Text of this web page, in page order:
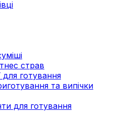
страв
для готування
та випічки
для готування